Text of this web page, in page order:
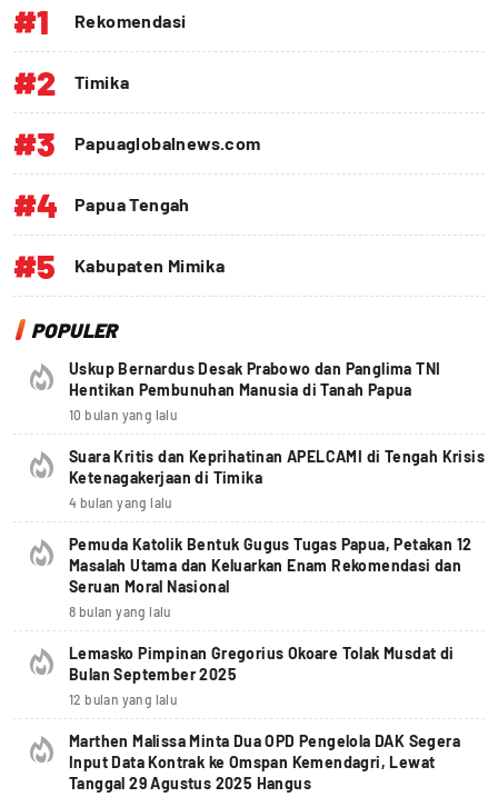
#1 Rekomendasi
#2 Timika
#3 Papuaglobalnews.com
#4 Papua Tengah
#5 Kabupaten Mimika
POPULER
Uskup Bernardus Desak Prabowo dan Panglima TNI
Hentikan Pembunuhan Manusia di Tanah Papua
10 bulan yang lalu
Suara Kritis dan Keprihatinan APELCAMI di Tengah Krisis
Ketenagakerjaan di Timika
4 bulan yang lalu
Pemuda Katolik Bentuk Gugus Tugas Papua, Petakan 12
Masalah Utama dan Keluarkan Enam Rekomendasi dan
Seruan Moral Nasional
8 bulan yang lalu
Lemasko Pimpinan Gregorius Okoare Tolak Musdat di
Bulan September 2025
12 bulan yang lalu
Marthen Malissa Minta Dua OPD Pengelola DAK Segera
Input Data Kontrak ke Omspan Kemendagri, Lewat
Tanggal 29 Agustus 2025 Hangus